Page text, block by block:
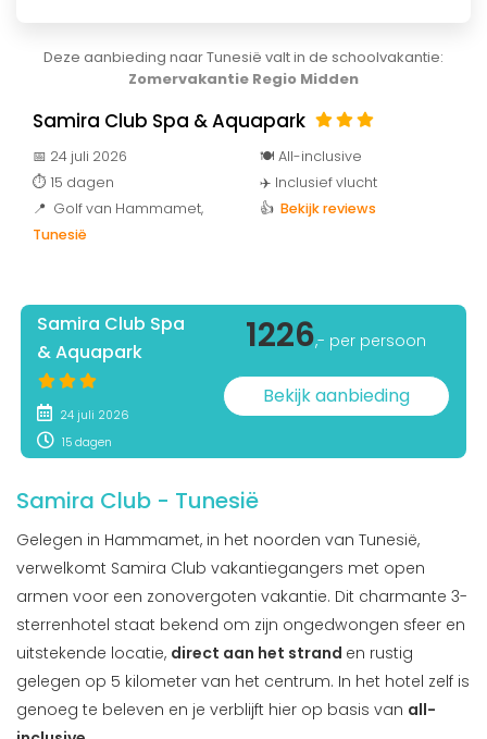
Deze aanbieding naar Tunesië valt in de schoolvakantie:
Zomervakantie Regio Midden
Samira Club Spa & Aquapark
📅 24 juli 2026
⏱️ 15 dagen
📍 Golf van Hammamet,
Tunesië
🍽️ All-inclusive
✈️ Inclusief vlucht
👍 Bekijk reviews
Samira Club Spa
& Aquapark
24 juli 2026
15 dagen
1226,- per persoon
Bekijk aanbieding
Samira Club - Tunesië
Gelegen in Hammamet, in het noorden van Tunesië,
verwelkomt Samira Club vakantiegangers met open
armen voor een zonovergoten vakantie. Dit charmante 3-
sterrenhotel staat bekend om zijn ongedwongen sfeer en
uitstekende locatie, direct aan het strand en rustig
gelegen op 5 kilometer van het centrum. In het hotel zelf is
genoeg te beleven en je verblijft hier op basis van all-